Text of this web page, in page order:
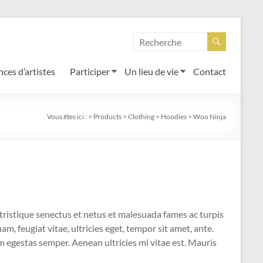
d’artistes Participer Un lieu de vie Contact
Vous êtes ici : > Products > Clothing > Hoodies > Woo Ninja
senectus et netus et malesuada fames ac turpis
feugiat vitae, ultricies eget, tempor sit amet, ante.
egestas semper. Aenean ultricies mi vitae est. Mauris